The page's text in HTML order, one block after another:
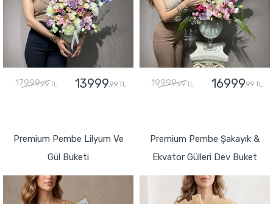
17999,99 TL 13999,99 TL 19999,99 TL 16999,99 TL
Premium Pembe Lilyum Ve
Gül Buketi
Premium Pembe Şakayık &
Ekvator Gülleri Dev Buket